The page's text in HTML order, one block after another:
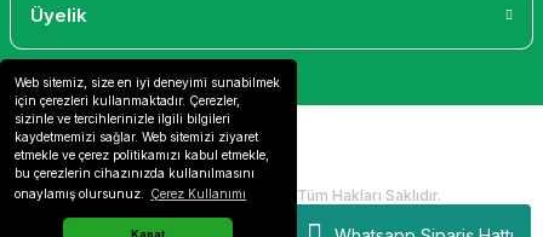
Web sitemiz, size en iyi deneyimi sunabilmek
için çerezleri kullanmaktadır. Çerezler,
sizinle ve tercihlerinizle ilgili bilgileri
kaydetmemizi sağlar. Web sitemizi ziyaret
etmekle ve çerez politikamızı kabul etmekle,
bu çerezlerin cihazınızda kullanılmasını
onaylamış olursunuz.
Çerez Kullanımı
Kapat
Üyelik
2024 Copyright IdeaSoft - Tüm Hakları Saklıdır.